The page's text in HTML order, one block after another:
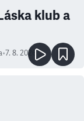
klub a
•7. 8. 2026